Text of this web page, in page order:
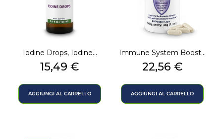
Iodine Drops, Iodine...
Prezzo
15,49 €
AGGIUNGI AL CARRELLO
Immune System Boost...
Prezzo
22,56 €
AGGIUNGI AL CARRELLO